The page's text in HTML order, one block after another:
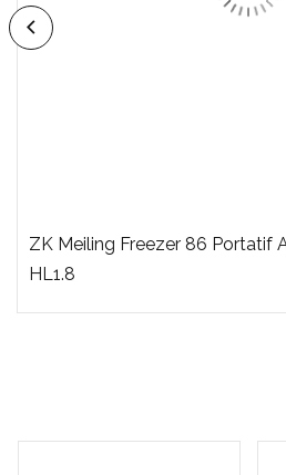
ZK Meiling Freezer 86 Portatif
HL1.8